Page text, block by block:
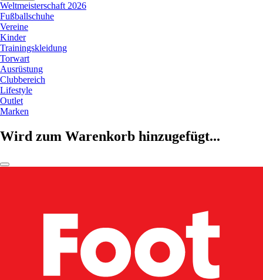
Weltmeisterschaft 2026
Fußballschuhe
Vereine
Kinder
Trainingskleidung
Torwart
Ausrüstung
Clubbereich
Lifestyle
Outlet
Marken
Wird zum Warenkorb hinzugefügt...